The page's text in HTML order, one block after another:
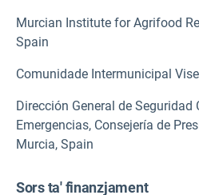
Murcian Institute for Agrifood
Spain
Comunidade Intermunicipal
Dirección General de Seguridad
Emergencias, Consejería de
Murcia, Spain
Sors ta' finanzjament